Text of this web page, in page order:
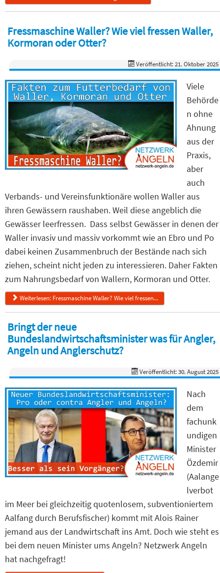
Fressmaschine Waller? Wie viel fressen Waller,
Kormoran oder Otter?
Veröffentlicht: 21. Oktober 2025
Viele
Behörde
n ohne
Ahnung
aus der
Praxis,
aber
auch
Verbands- und Vereinsfunktionäre wollen Waller aus
ihren Gewässern raushaben. Weil diese angeblich die
Gewässer leerfressen. Dass selbst Gewässer in denen der
Waller invasiv und massiv vorkommt wie an Ebro und Po
dabei keinen Zusammenbruch der Bestände nach sich
ziehen, scheint nicht jeden zu interessieren. Daher Fakten
zum Nahrungsbedarf von Wallern, Kormoran und Otter.
Weiterlesen: Fressmaschine Waller? Wie viel fressen...
Bringt der neue
Bundeslandwirtschaftsminister was für Angler,
Angeln und Anglerschutz?
Veröffentlicht: 30. August 2025
Nach
dem
fachunk
undigen
Minister
Özdemir
(Aalange
lverbot
im Meer bei gleichzeitig quotenlosem, subventioniertem
Aalfang durch Berufsfischer) kommt mit Alois Rainer
jemand aus der Landwirtschaft ins Amt. Doch wie steht es
bei dem neuen Minister ums Angeln? Netzwerk Angeln
hat nachgefragt!